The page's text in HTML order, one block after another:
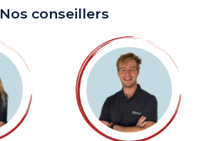
Nos conseillers